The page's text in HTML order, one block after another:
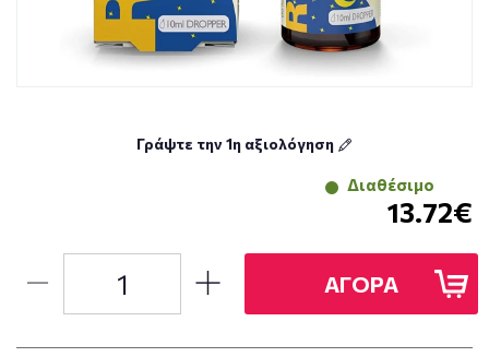
Γράψτε την 1η αξιολόγηση
Διαθέσιμο
13.72€
ΑΓΟΡΑ